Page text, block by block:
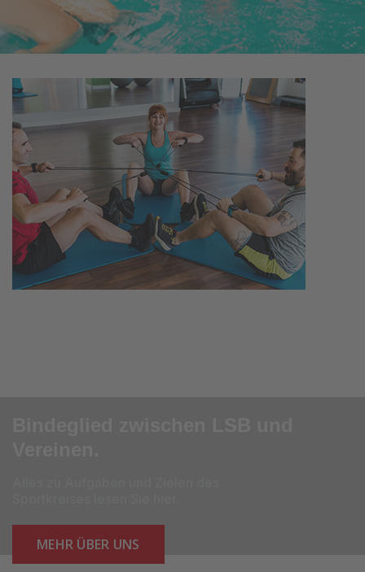
MEHR ÜBER UNS